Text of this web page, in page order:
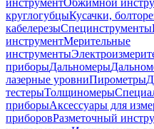
инструментОбжимной
круглогубцыКусачки,
кабелерезыСпецинструменты
инструментМерительные
инструменты
приборыДальномеры
лазерные уровниПирометры
тестерыТолщиномеры
приборыАксессуары для
приборовРазметочный